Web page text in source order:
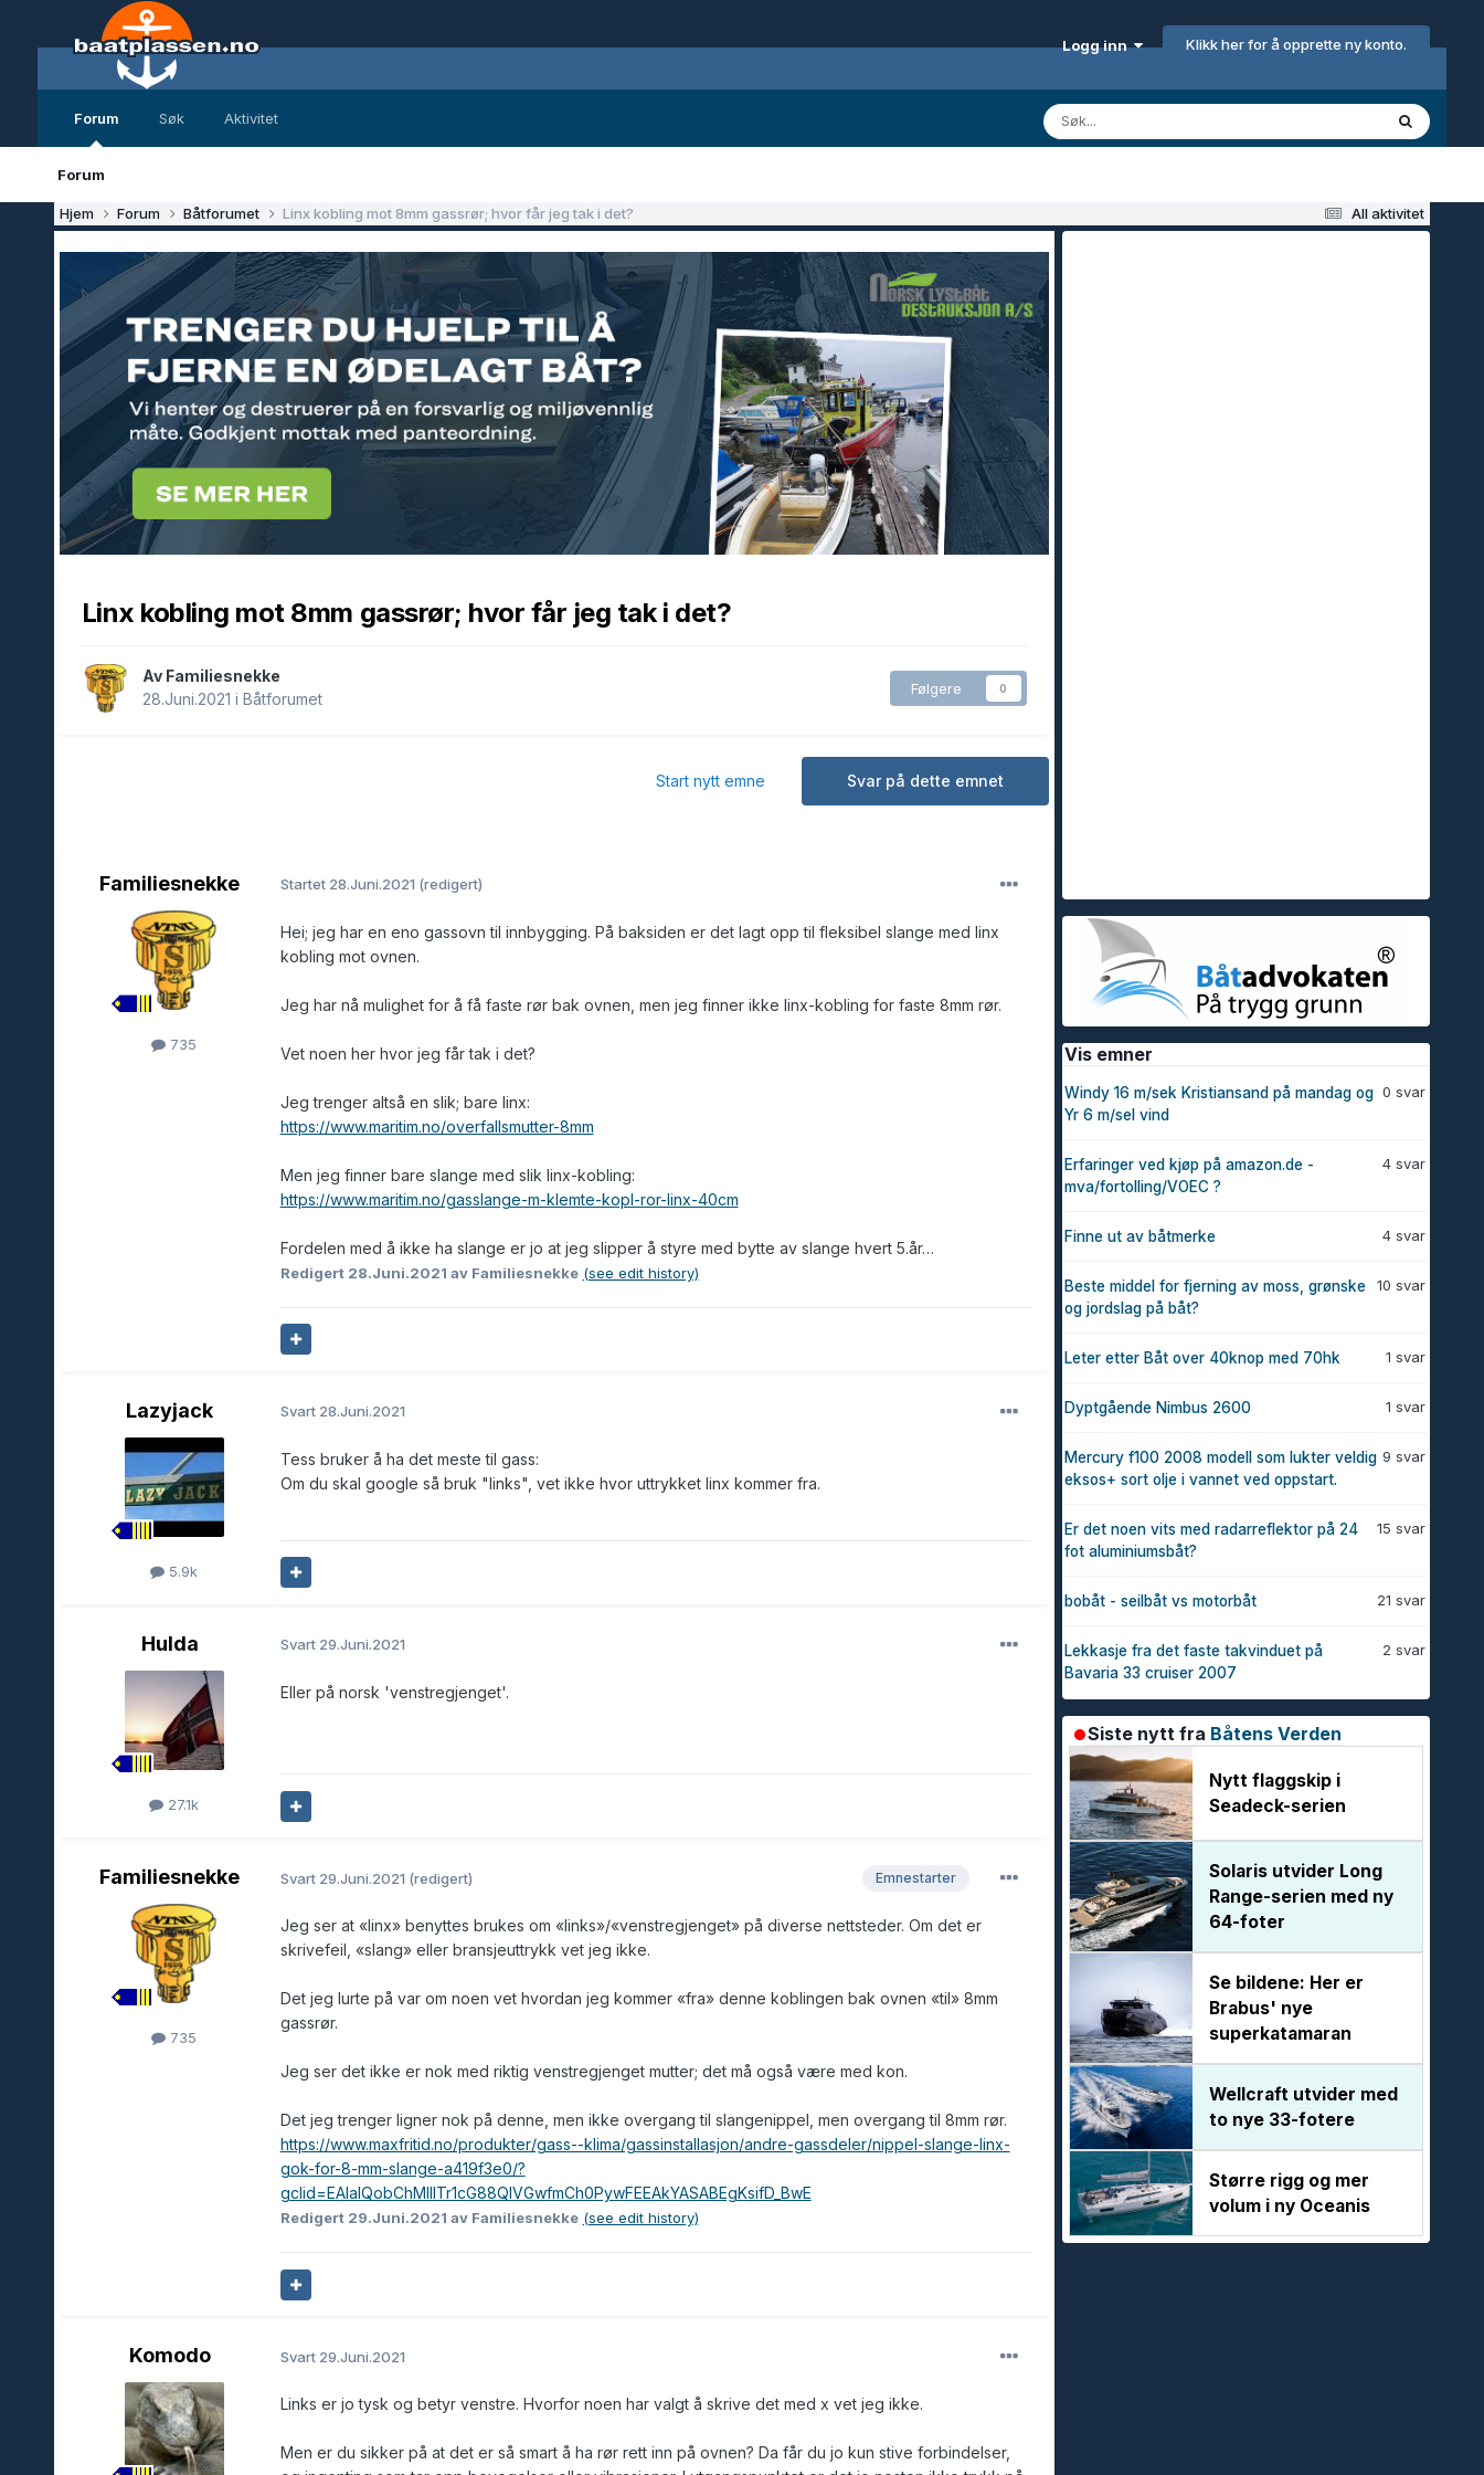
Logg inn Klikk her for å opprette ny konto.
Forum
Forum
Søk Aktivitet
All aktivitet
Hjem Forum Båtforumet Linx kobling mot 8mm gassrør; hvor får jeg tak i det?
Linx kobling mot 8mm gassrør; hvor får jeg tak i det?
Av Familiesnekke
28.Juni.2021 i Båtforumet
Følgere 0
Svar på dette emnet
Start nytt emne
Familiesnekke
735
Startet 28.Juni.2021 (redigert)
Hei; jeg har en eno gassovn til innbygging. På baksiden er det lagt opp til fleksibel slange med linx
kobling mot ovnen.
Jeg har nå mulighet for å få faste rør bak ovnen, men jeg finner ikke linx-kobling for faste 8mm rør.
Vet noen her hvor jeg får tak i det?
Jeg trenger altså en slik; bare linx:
https://www.maritim.no/overfallsmutter-8mm
Men jeg finner bare slange med slik linx-kobling:
https://www.maritim.no/gasslange-m-klemte-kopl-ror-linx-40cm
Fordelen med å ikke ha slange er jo at jeg slipper å styre med bytte av slange hvert 5.år…
Redigert 28.Juni.2021 av Familiesnekke (see edit history)
Lazyjack
5.9k
Svart 28.Juni.2021
Tess bruker å ha det meste til gass:
Om du skal google så bruk "links", vet ikke hvor uttrykket linx kommer fra.
Hulda
27.1k
Svart 29.Juni.2021
Eller på norsk 'venstregjenget'.
Familiesnekke
735
Emnestarter
Svart 29.Juni.2021 (redigert)
Jeg ser at «linx» benyttes brukes om «links»/«venstregjenget» på diverse nettsteder. Om det er
skrivefeil, «slang» eller bransjeuttrykk vet jeg ikke.
Det jeg lurte på var om noen vet hvordan jeg kommer «fra» denne koblingen bak ovnen «til» 8mm
gassrør.
Jeg ser det ikke er nok med riktig venstregjenget mutter; det må også være med kon.
Det jeg trenger ligner nok på denne, men ikke overgang til slangenippel, men overgang til 8mm rør.
https://www.maxfritid.no/produkter/gass--klima/gassinstallasjon/andre-gassdeler/nippel-slange-linx-
gok-for-8-mm-slange-a419f3e0/?
gclid=EAIaIQobChMIlITr1cG88QIVGwfmCh0PywFEEAkYASABEgKsifD_BwE
Redigert 29.Juni.2021 av Familiesnekke (see edit history)
Komodo Svart 29.Juni.2021
Links er jo tysk og betyr venstre. Hvorfor noen har valgt å skrive det med x vet jeg ikke.
Men er du sikker på at det er så smart å ha rør rett inn på ovnen? Da får du jo kun stive forbindelser,
Vis emner
0 svar
Windy 16 m/sek Kristiansand på mandag og
Yr 6 m/sel vind
4 svar
Erfaringer ved kjøp på amazon.de -
mva/fortolling/VOEC ?
4 svar
Finne ut av båtmerke
10 svar
Beste middel for fjerning av moss, grønske
og jordslag på båt?
1 svar
Leter etter Båt over 40knop med 70hk
1 svar
Dyptgående Nimbus 2600
9 svar
Mercury f100 2008 modell som lukter veldig
eksos+ sort olje i vannet ved oppstart.
15 svar
Er det noen vits med radarreflektor på 24
fot aluminiumsbåt?
21 svar
bobåt - seilbåt vs motorbåt
2 svar
Lekkasje fra det faste takvinduet på
Bavaria 33 cruiser 2007
Siste nytt fra Båtens Verden
Nytt flaggskip i
Seadeck-serien
Solaris utvider Long
Range-serien med ny
64-foter
Se bildene: Her er
Brabus' nye
superkatamaran
Wellcraft utvider med
to nye 33-fotere
Større rigg og mer
volum i ny Oceanis